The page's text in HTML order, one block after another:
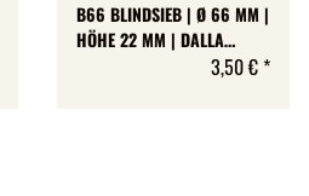
B66 BLINDSIEB | Ø 66 MM |
HÖHE 22 MM | DALLA
CORTE, IZZO, LA SAN3,50 € *